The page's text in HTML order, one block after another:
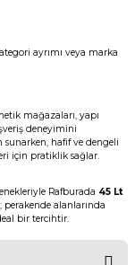
ayrımı veya marka
mağazaları, yapı
deneyimini
hafif ve dengeli
için pratiklik sağlar.
Rafburada 45 Lt
; perakende alanlarında
bir tercihtir.